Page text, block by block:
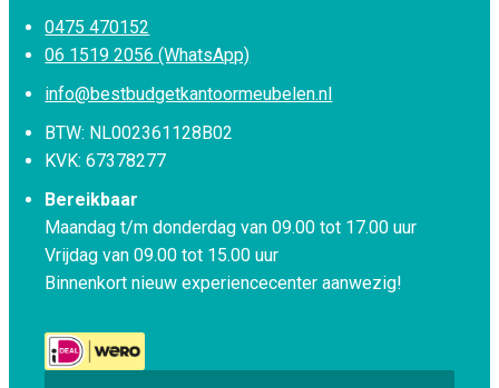
0475 470152
06 1519 2056 (WhatsApp)
info@bestbudgetkantoormeubelen.nl
BTW: NL002361128B02
KVK: 67378277
Bereikbaar
Maandag t/m donderdag van 09.00 tot 17.00 uur
Vrijdag van 09.00 tot 15.00 uur
Binnenkort nieuw experiencecenter aanwezig!